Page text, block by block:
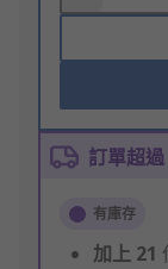
訂單超
有庫存
加上 21